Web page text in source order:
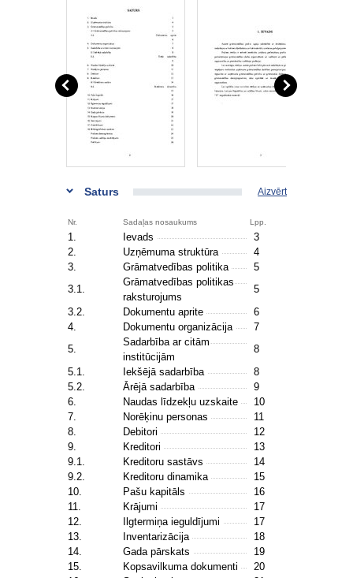
Saturs Aizvērt
Nr. Sadaļas nosaukums Lpp.
1. Ievads
3
2.
Uzņēmuma struktūra
4
3.
Grāmatvedības politika
5
3.1.
Grāmatvedības politikas
raksturojums
5
3.2.
Dokumentu aprite
6
4.
Dokumentu organizācija
7
5.
Sadarbība ar citām
institūcijām
8
5.1.
Iekšējā sadarbība
8
5.2.
Ārējā sadarbība
9
6.
Naudas līdzekļu uzskaite
10
7.
Norēķinu personas
11
8.
Debitori
12
9.
Kreditori
13
9.1.
Kreditoru sastāvs
14
9.2.
Kreditoru dinamika
15
10.
Pašu kapitāls
16
11.
Krājumi
17
12.
Ilgtermiņa ieguldījumi
17
13.
Inventarizācija
18
14.
Gada pārskats
19
15.
Kopsavilkuma dokumenti
20